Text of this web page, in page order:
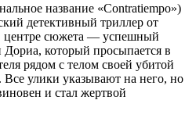
название «Contratiempo»)
детективный триллер от
центре сюжета — успешный
который просыпается в
рядом с телом своей убитой
улики указывают на него, но
и стал жертвой